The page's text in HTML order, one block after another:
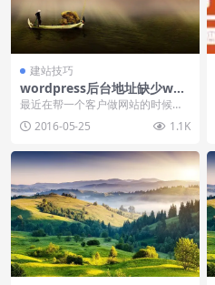
建站技巧
wordpress后台地址缺少wp-
admin导致打开失败
最近在帮一个客户做网站的时候遇
到一个小问题，wordpress进入后
台后点击功能...
2016-05-25 1.1K